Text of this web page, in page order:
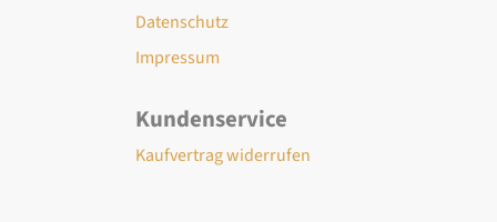
Datenschutz
Impressum
Kundenservice
Kaufvertrag widerrufen